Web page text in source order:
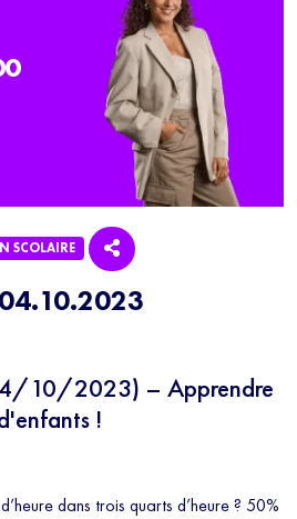
10/2023) – Apprendre
!
dans trois quarts d’heure ? 50%
SCOLAIRE